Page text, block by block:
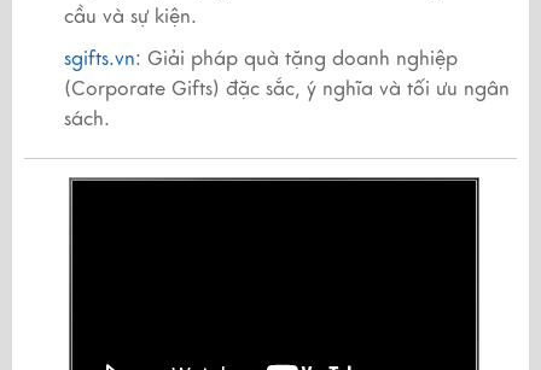
cầu và sự kiện.
sgifts.vn: Giải pháp quà tặng doanh nghiệp
(Corporate Gifts) đặc sắc, ý nghĩa và tối ưu ngân
sách.